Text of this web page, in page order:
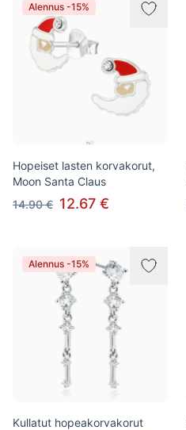
Alennus -15%
Hopeiset lasten korvakorut,
Moon Santa Claus
14.90 € 12.67 €
Alennus -15%
Kullatut hopeakorvakorut